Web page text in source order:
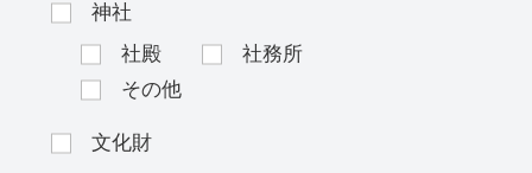
神社
社殿
社務所
その他
文化財